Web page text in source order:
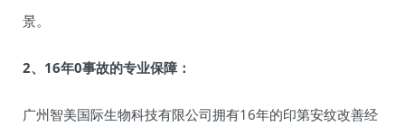
景。
2、16年0事故的专业保障：
广州智美国际生物科技有限公司拥有16年的印第安纹改善经